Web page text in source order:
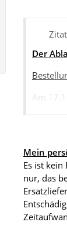
Zitat
Der
Am
in der
Defekt
N8
Bei der
wurde
Mein
Es ist
nur, das